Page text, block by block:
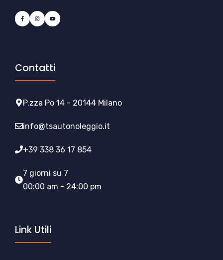
Contatti
P.zza Po 14 - 20144 Milano
info@tsautonoleggio.it
+39 338 36 17 854
7 giorni su 7
00:00 am - 24:00 pm
Link Utili